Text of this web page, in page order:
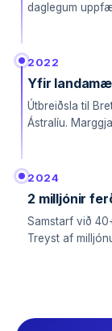
daglegum
2022
Yfir
Útbreiðsla til
Ástralíu.
2024
2 milljónir
Samstarf við
Treyst af